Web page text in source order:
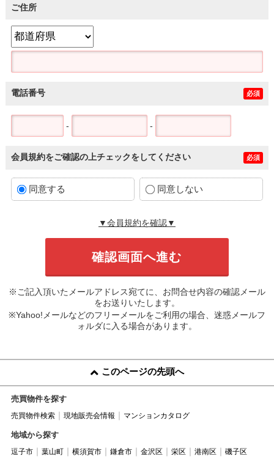
ご住所
電話番号 必須
- -
会員規約をご確認の上チェックをしてください 必須
同意する 同意しない
▼会員規約を確認▼
※ご記入頂いたメールアドレス宛てに、お問合せ内容の確認メール
をお送りいたします。
※Yahoo!メールなどのフリーメールをご利用の場合、迷惑メールフ
ォルダに入る場合があります。
このページの先頭へ
売買物件を探す
売買物件検索 現地販売会情報 マンションカタログ
地域から探す
逗子市 葉山町 横須賀市 鎌倉市 金沢区 栄区 港南区 磯子区